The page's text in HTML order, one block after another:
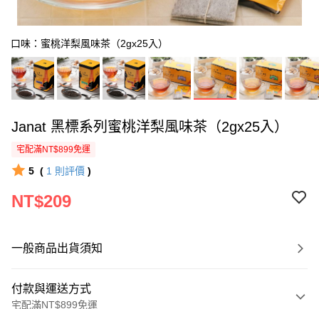
口味：蜜桃洋梨風味茶（2gx25入）
Janat 黑標系列蜜桃洋梨風味茶（2gx25入）
宅配滿NT$899免運
5 ( 1 則評價 )
NT$209
一般商品出貨須知
付款與運送方式
宅配滿NT$899免運